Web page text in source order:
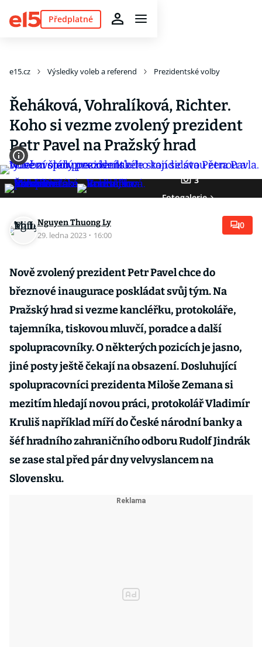
Předplatné
e15.cz Výsledky voleb a referend Prezidentské volby
Řeháková, Vohralíková, Richter.
Koho si vezme zvolený prezident
Petr Pavel na Pražský hrad
3
Fotogalerie
Nguyen Thuong Ly
29. ledna 2023 · 16:00
0
Nově zvolený prezident Petr Pavel chce do
březnové inaugurace poskládat svůj tým. Na
Pražský hrad si vezme kancléřku, protokoláře,
tajemníka, tiskovou mluvčí, poradce a další
spolupracovníky. O některých pozicích je jasno,
jiné posty ještě čekají na obsazení. Dosluhující
spolupracovníci prezidenta Miloše Zemana si
mezitím hledají novou práci, protokolář Vladimír
Kruliš například míří do České národní banky a
šéf hradního zahraničního odboru Rudolf Jindrák
se zase stal před pár dny velvyslancem na
Slovensku.